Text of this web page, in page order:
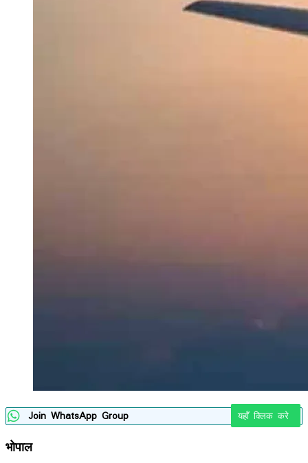
Join WhatsApp Group यहाँ क्लिक करे
भोपाल